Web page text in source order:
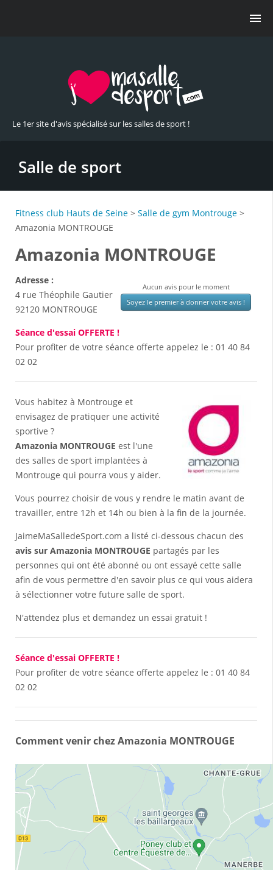
Le 1er site d'avis spécialisé sur les salles de sport !
Salle de sport
Fitness club Hauts de Seine > Salle de gym Montrouge >
Amazonia MONTROUGE
Amazonia MONTROUGE
Aucun avis pour le moment
Soyez le premier à donner votre avis !
Adresse :
4 rue Théophile Gautier
92120 MONTROUGE
Séance d'essai OFFERTE !
Pour profiter de votre séance offerte appelez le : 01 40 84
02 02
Vous habitez à Montrouge et
envisagez de pratiquer une activité
sportive ?
Amazonia MONTROUGE est l'une
des salles de sport implantées à
Montrouge qui pourra vous y aider.
Vous pourrez choisir de vous y rendre le matin avant de
travailler, entre 12h et 14h ou bien à la fin de la journée.
JaimeMaSalledeSport.com a listé ci-dessous chacun des
avis sur Amazonia MONTROUGE partagés par les
personnes qui ont été abonné ou ont essayé cette salle
afin de vous permettre d'en savoir plus ce qui vous aidera
à sélectionner votre future salle de sport.
N'attendez plus et demandez un essai gratuit !
Séance d'essai OFFERTE !
Pour profiter de votre séance offerte appelez le : 01 40 84
02 02
Comment venir chez Amazonia MONTROUGE